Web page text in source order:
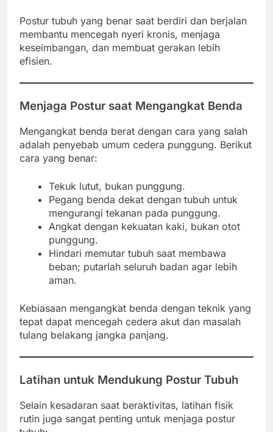
Postur tubuh yang benar saat berdiri dan berjalan
membantu mencegah nyeri kronis, menjaga
keseimbangan, dan membuat gerakan lebih
efisien.
Menjaga Postur saat Mengangkat Benda
Mengangkat benda berat dengan cara yang salah
adalah penyebab umum cedera punggung. Berikut
cara yang benar:
Tekuk lutut, bukan punggung.
Pegang benda dekat dengan tubuh untuk
mengurangi tekanan pada punggung.
Angkat dengan kekuatan kaki, bukan otot
punggung.
Hindari memutar tubuh saat membawa
beban; putarlah seluruh badan agar lebih
aman.
Kebiasaan mengangkat benda dengan teknik yang
tepat dapat mencegah cedera akut dan masalah
tulang belakang jangka panjang.
Latihan untuk Mendukung Postur Tubuh
Selain kesadaran saat beraktivitas, latihan fisik
rutin juga sangat penting untuk menjaga postur